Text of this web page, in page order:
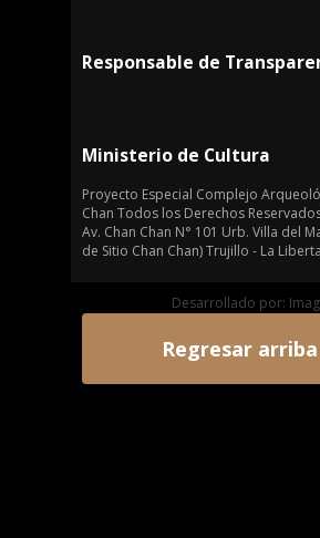
Responsable de
Ministerio de Cultura
Proyecto Especial Complejo
Chan Todos los Derechos
Av. Chan Chan N° 101 Urb. Villa del
de Sitio Chan Chan) Trujillo - La
Desarrollado por:
Regresar arriba